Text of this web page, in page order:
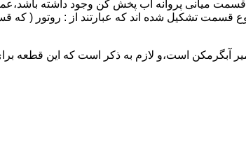
است آب در قسمت میانی پروانه آب پخش کن وجود
قسمت تشکیل شده اند که عبارتند از : روتور (
آبگرمکن است،و لازم به ذکر است که این قطعه